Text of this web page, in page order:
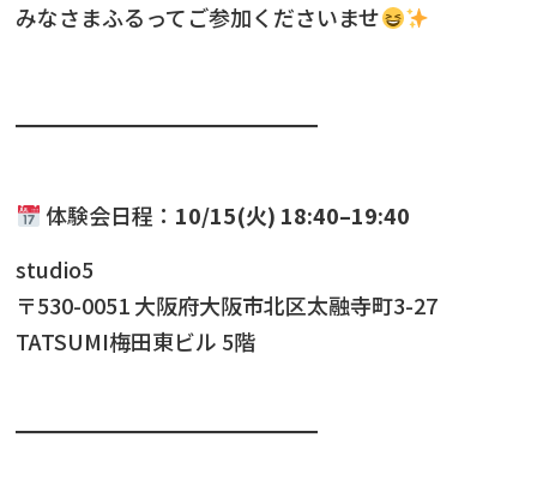
みなさまふるってご参加くださいませ
━━━━━━━━━━━━━━
体験会日程： 10/15(火) 18:40–19:40
studio5
〒530-0051 大阪府大阪市北区太融寺町3-27
TATSUMI梅田東ビル 5階
━━━━━━━━━━━━━━